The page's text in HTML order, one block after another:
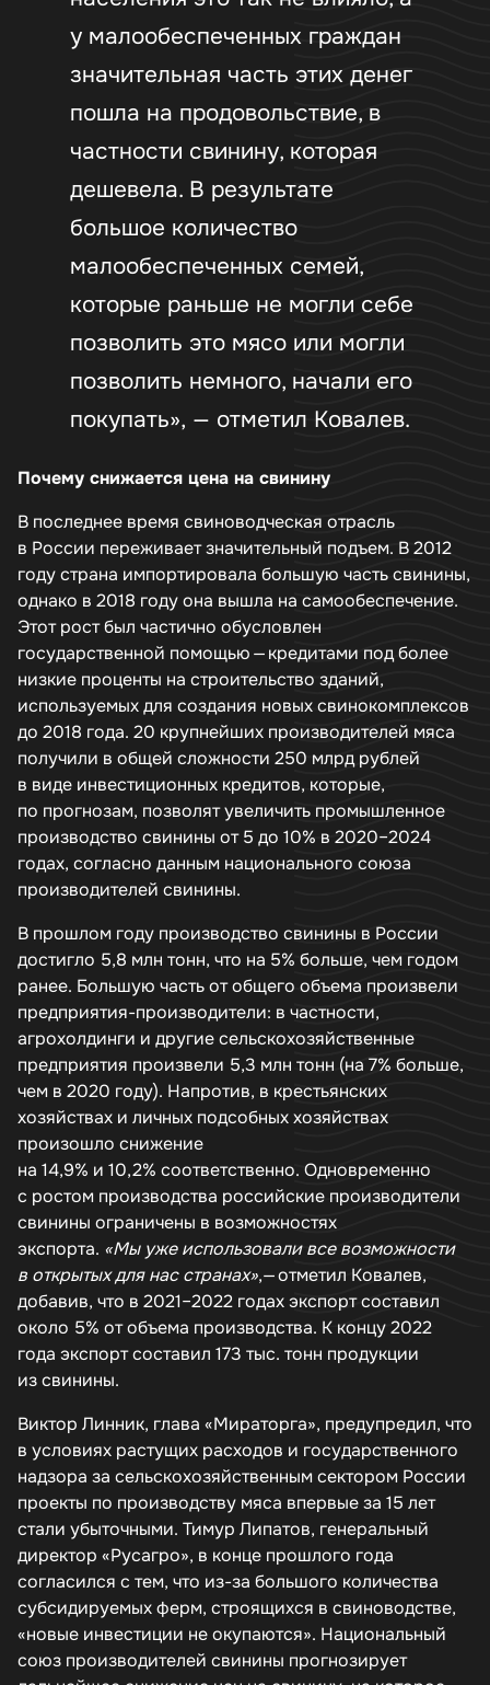
у малообеспеченных граждан
значительная часть этих денег
пошла на продовольствие, в
частности свинину, которая
дешевела. В результате
большое количество
малообеспеченных семей,
которые раньше не могли себе
позволить это мясо или могли
позволить немного, начали его
покупать», — отметил Ковалев.
Почему снижается цена на свинину
В последнее время свиноводческая отрасль
в России переживает значительный подъем. В 2012
году страна импортировала большую часть свинины,
однако в 2018 году она вышла на самообеспечение.
Этот рост был частично обусловлен
государственной помощью — кредитами под более
низкие проценты на строительство зданий,
используемых для создания новых свинокомплексов
до 2018 года. 20 крупнейших производителей мяса
получили в общей сложности 250 млрд рублей
в виде инвестиционных кредитов, которые,
по прогнозам, позволят увеличить промышленное
производство свинины от 5 до 10% в 2020–2024
годах, согласно данным национального союза
производителей свинины.
В прошлом году производство свинины в России
достигло 5,8 млн тонн, что на 5% больше, чем годом
ранее. Большую часть от общего объема произвели
предприятия-производители: в частности,
агрохолдинги и другие сельскохозяйственные
предприятия произвели 5,3 млн тонн (на 7% больше,
чем в 2020 году). Напротив, в крестьянских
хозяйствах и личных подсобных хозяйствах
произошло снижение
на 14,9% и 10,2% соответственно. Одновременно
с ростом производства российские производители
свинины ограничены в возможностях
экспорта. «Мы уже использовали все возможности
в открытых для нас странах»,— отметил Ковалев,
добавив, что в 2021–2022 годах экспорт составил
около 5% от объема производства. К концу 2022
года экспорт составил 173 тыс. тонн продукции
из свинины.
Виктор Линник, глава «Мираторга», предупредил, что
в условиях растущих расходов и государственного
надзора за сельскохозяйственным сектором России
проекты по производству мяса впервые за 15 лет
стали убыточными. Тимур Липатов, генеральный
директор «Русагро», в конце прошлого года
согласился с тем, что из-за большого количества
субсидируемых ферм, строящихся в свиноводстве,
«новые инвестиции не окупаются». Национальный
союз производителей свинины прогнозирует